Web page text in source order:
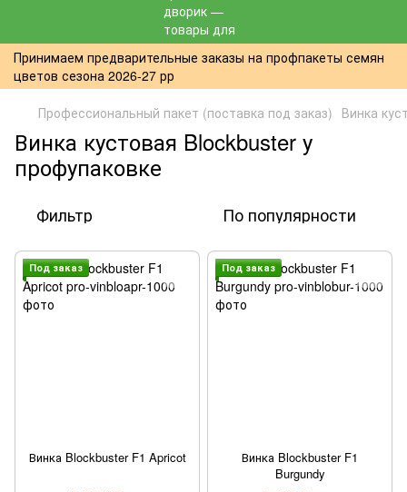
Принимаем предварительные заказы на профпакеты семян
цветов сезона 2026-27 рр
Профессиональный пакет (поставка под заказ) Винка
Винка кустовая Blockbuster у
профупаковке
Фильтр По популярности
Под заказ
Винка Blockbuster F1 Apricot
Под заказ
Винка Blockbuster F1
Burgundy